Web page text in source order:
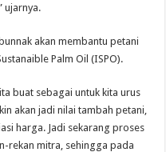
ujarnya.
akan membantu petani
Palm Oil (ISPO).
buat sebagai untuk kita urus
akan jadi nilai tambah petani,
harga. Jadi sekarang proses
rekan mitra, sehingga pada